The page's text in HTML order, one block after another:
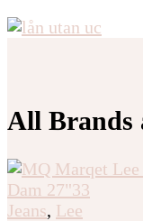
All Brands
Jeans, Lee